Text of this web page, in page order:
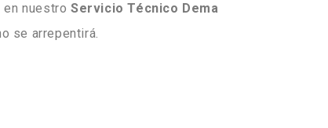
nuestro Servicio Técnico Dema
se arrepentirá.